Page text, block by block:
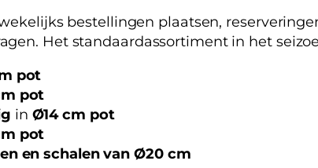
bestellingen plaatsen,
Het standaardassortiment in het
pot
pot
in Ø14 cm pot
pot
en schalen van Ø20 cm